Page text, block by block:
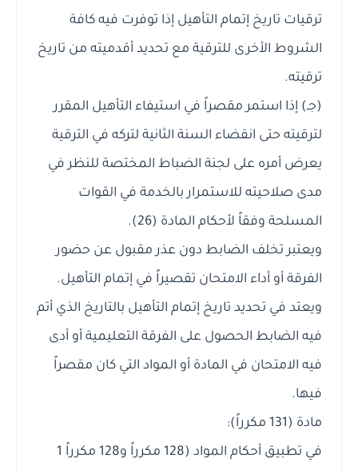
ترقيات تاريخ إتمام التأهيل إذا توفرت فيه كافة
الشروط الأخرى للترقية مع تحديد أقدميته من تاريخ
ترقيته.
(جـ) إذا استمر مقصراً في استيفاء التأهيل المقرر
لترقيته حتى انقضاء السنة الثانية لتركه في الترقية
يعرض أمره على لجنة الضباط المختصة للنظر في
مدى صلاحيته للاستمرار بالخدمة في القوات
المسلحة وفقاً لأحكام المادة (26).
ويعتبر تخلف الضابط دون عذر مقبول عن حضور
الفرقة أو أداء الامتحان تقصيراً في إتمام التأهيل.
ويعتد في تحديد تاريخ إتمام التأهيل بالتاريخ الذي أتم
فيه الضابط الحصول على الفرقة التعليمية أو أدى
فيه الامتحان في المادة أو المواد التي كان مقصراً
فيها.
مادة (131 مكرراً):
في تطبيق أحكام المواد (128 مكرراً و128 مكرراً 1